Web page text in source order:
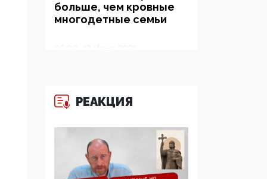
больше, чем кровные
многодетные семьи
суверенитет,
ценности и немного
двоемыслия
11:53, 09 Июня 2026
РЕАКЦИЯ